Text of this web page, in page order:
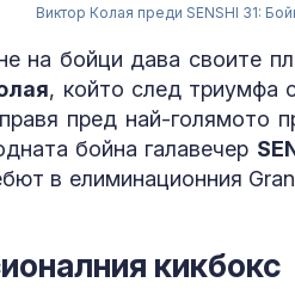
Виктор Колая преди SENSHI 31:
на бойци дава своите
, който след триумфа
пред най-голямото
бойна галавечер
в елиминационния
кикбокс